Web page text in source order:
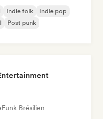
Indie folk
Indie pop
Post punk
Funk Brésilien